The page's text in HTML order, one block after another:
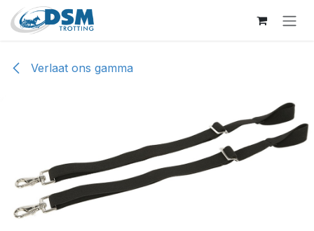
Overslaan naar inhoud
Verlaat ons gamma